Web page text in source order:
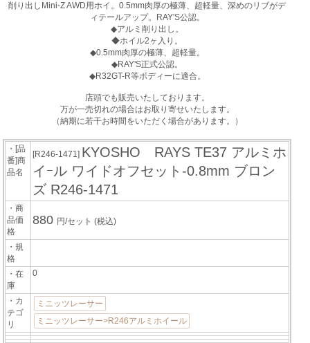
削り出しMini-Z AWD用ホイ。0.5mm肉厚の極薄、超軽量、深めのリブがデ
ィテールアップ。RAY'S公認。
◆アルミ削り出し。
◆ホイル2ヶ入り。
◆0.5mm肉厚の極薄、超軽量。
◆RAY'S正式公認。
◆R32GT-R等ボディーに適合。
店頭でも販売いたしております。
万が一売切れの場合はお取り寄せいたします。
（納期に若干お時間をいただく場合があります。）
・[品
番]商
品名
[R246-1471] KYOSHO RAYS TE37 アルミホ
イｰル ワイドオフセット-0.8mm ブロン
ズ R246-1471
・商
品価
格
880 円/セット(税込)
・規
格
・在
庫
0
・カ
テゴ
リ
ミニッツレーサー
ミニッツレーサー>R246アルミホイール